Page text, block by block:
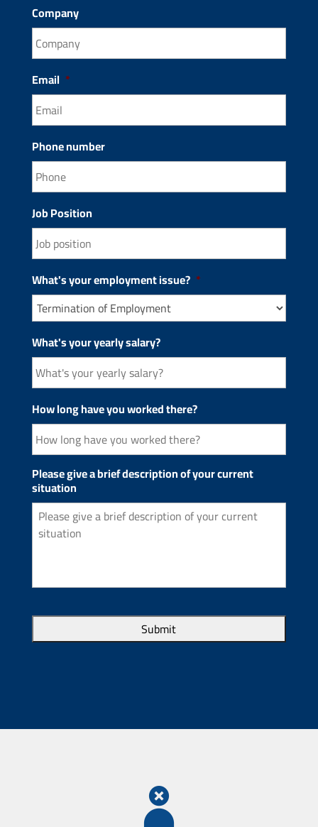
Company
Email *
Phone number
Job Position
What's your employment issue? *
What's your yearly salary?
How long have you worked there?
Please give a brief description of your current
situation